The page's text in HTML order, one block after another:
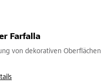
Farfalla
von dekorativen Oberflächen